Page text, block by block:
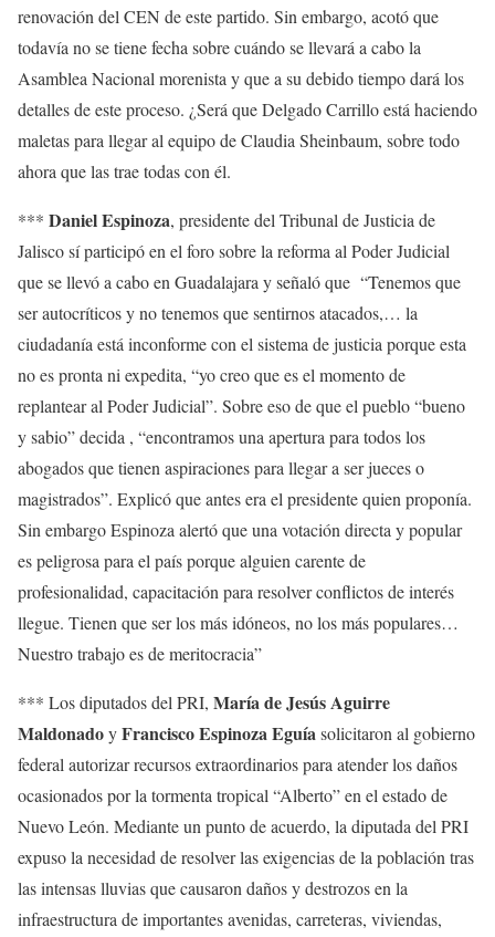
renovación del CEN de este partido. Sin embargo, acotó que
todavía no se tiene fecha sobre cuándo se llevará a cabo la
Asamblea Nacional morenista y que a su debido tiempo dará los
detalles de este proceso. ¿Será que Delgado Carrillo está haciendo
maletas para llegar al equipo de Claudia Sheinbaum, sobre todo
ahora que las trae todas con él.
*** Daniel Espinoza, presidente del Tribunal de Justicia de
Jalisco sí participó en el foro sobre la reforma al Poder Judicial
que se llevó a cabo en Guadalajara y señaló que “Tenemos que
ser autocríticos y no tenemos que sentirnos atacados,… la
ciudadanía está inconforme con el sistema de justicia porque esta
no es pronta ni expedita, “yo creo que es el momento de
replantear al Poder Judicial”. Sobre eso de que el pueblo “bueno
y sabio” decida , “encontramos una apertura para todos los
abogados que tienen aspiraciones para llegar a ser jueces o
magistrados”. Explicó que antes era el presidente quien proponía.
Sin embargo Espinoza alertó que una votación directa y popular
es peligrosa para el país porque alguien carente de
profesionalidad, capacitación para resolver conflictos de interés
llegue. Tienen que ser los más idóneos, no los más populares…
Nuestro trabajo es de meritocracia”
*** Los diputados del PRI, María de Jesús Aguirre
MaldonadoyFrancisco Espinoza Eguíasolicitaron al gobierno
federal autorizar recursos extraordinarios para atender los daños
ocasionados por la tormenta tropical “Alberto” en el estado de
Nuevo León. Mediante un punto de acuerdo, la diputada del PRI
expuso la necesidad de resolver las exigencias de la población tras
las intensas lluvias que causaron daños y destrozos en la
infraestructura de importantes avenidas, carreteras, viviendas,